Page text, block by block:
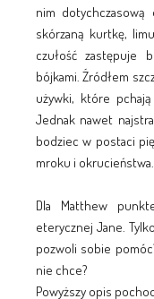
nim dotychczasową
skórzaną kurtkę,
czułość zastępuje
bójkami. Źródłem
używki, które
Jednak nawet
bodziec w postaci
mroku i okrucieństwa.
Dla Matthew
eterycznej Jane.
pozwoli sobie
nie chce?
Powyższy opis